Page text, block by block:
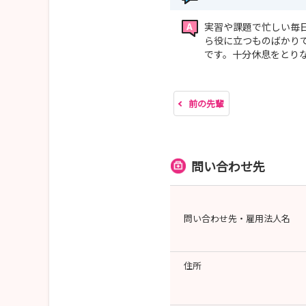
実習や課題で忙しい毎
ら役に立つものばかり
です。十分休息をとり
前の先輩
問い合わせ先
問い合わせ先・雇用法人名
住所